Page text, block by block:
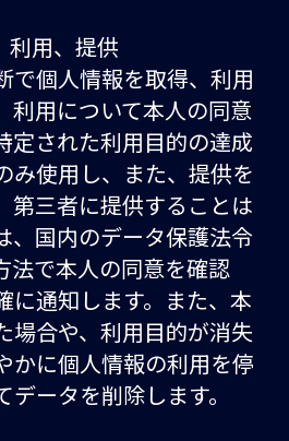
利用、提供
で個人情報を取得、利用
利用について本人の同意
定された利用目的の達成
み使用し、また、提供を
第三者に提供することは
、国内のデータ保護法令
法で本人の同意を確認
に通知します。また、本
場合や、利用目的が消失
かに個人情報の利用を停
ータを削除します。